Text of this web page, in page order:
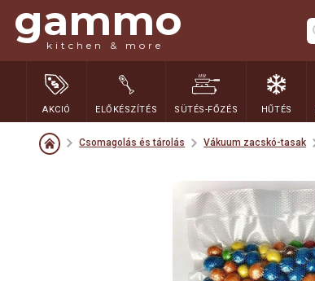
gammo
kitchen & more
AKCIÓ ELŐKÉSZÍTÉS SÜTÉS-FŐZÉS HŰTÉS
Csomagolás és tárolás Vákuum zacskó-tasak